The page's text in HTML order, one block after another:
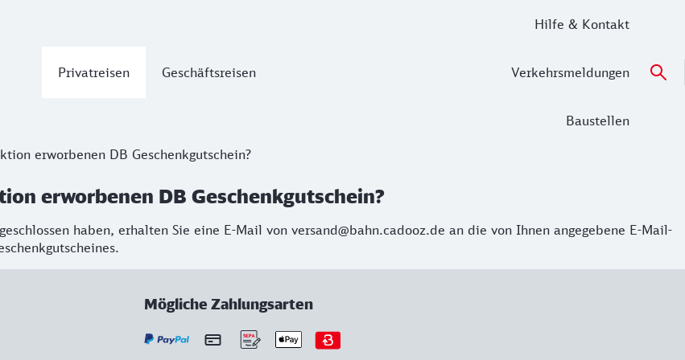
Privatreisen Geschäftsreisen
Hilfe & Kontakt
Verkehrsmeldungen
Baustellen
erworbenen DB Geschenkgutschein?
erworbenen DB Geschenkgutschein?
haben, erhalten Sie eine E-Mail von versand@bahn.cadooz.de an die von Ihnen angegebene E-Mail-
Mögliche Zahlungsarten